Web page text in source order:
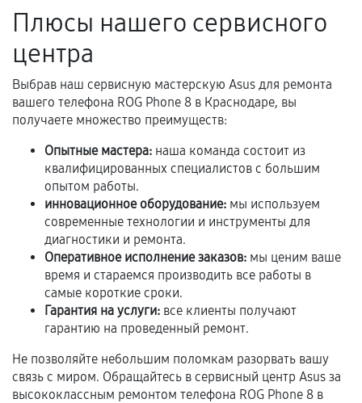
Программные сбои, если это не указано в
Если комплектующие куплены
самостоятельно
Гарантия на выполненные работы может
сохраняться полностью или частично, если
соблюдены следующие условия:
Предоставленные детали подходят по
техническим параметрам и не имеют внешних
дефектов.
Установка была выполнена нашим сервисным
центром.
При этом гарантия на сами комплектующие
продавца. За качество сторонних деталей
сервисный центр ответственности не несет.
Плюсы нашего сервисного
центра
Выбрав наш сервисную мастерскую Asus для ремонта
вашего телефона ROG Phone 8 в Краснодаре, вы
получаете множество преимуществ:
Опытные мастера: наша команда состоит из
квалифицированных специалистов с большим
опытом работы.
инновационное оборудование: мы используем
современные технологии и инструменты для
диагностики и ремонта.
Оперативное исполнение заказов: мы ценим ваше
время и стараемся производить все работы в
самые короткие сроки.
Гарантия на услуги: все клиенты получают
гарантию на проведенный ремонт.
Не позволяйте небольшим поломкам разорвать вашу
связь с миром. Обращайтесь в сервисный центр Asus за
высококлассным ремонтом телефона ROG Phone 8 в